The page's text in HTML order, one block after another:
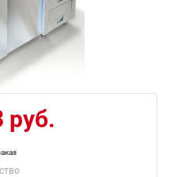
руб.